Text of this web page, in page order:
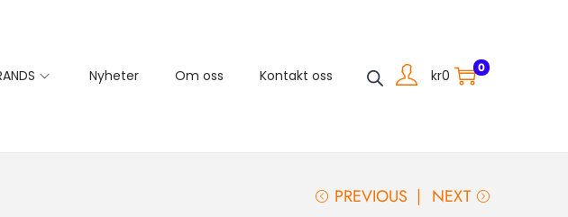
Nyheter Om oss Kontakt oss kr0 0
PREVIOUS NEXT